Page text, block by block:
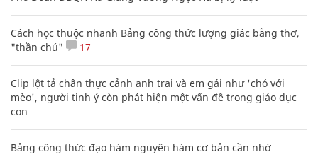
Cách học thuộc nhanh Bảng công thức lượng giác bằng thơ,
"thần chú"
17
Clip lột tả chân thực cảnh anh trai và em gái như 'chó với
mèo', người tinh ý còn phát hiện một vấn đề trong giáo dục
con
Bảng công thức đạo hàm nguyên hàm cơ bản cần nhớ